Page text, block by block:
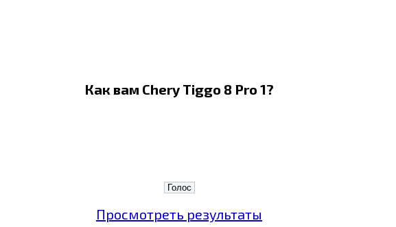
Как вам Chery Tiggo 8 Pro 1?
Просмотреть результаты